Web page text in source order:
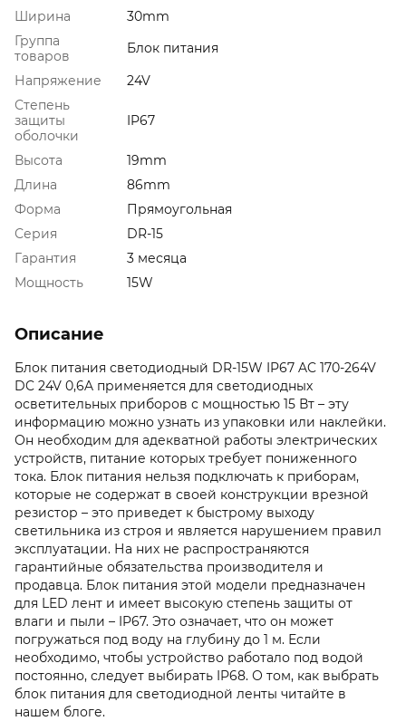
Ширина
30mm
Группа
товаров
Блок питания
Напряжение
24V
Степень
защиты
оболочки
IP67
Высота
19mm
Длина
86mm
Форма
Прямоугольная
Серия
DR-15
Гарантия
3 месяца
Мощность
15W
Описание
Блок питания светодиодный DR-15W IP67 AC 170-264V
DC 24V 0,6A применяется для светодиодных
осветительных приборов с мощностью 15 Вт – эту
информацию можно узнать из упаковки или наклейки.
Он необходим для адекватной работы электрических
устройств, питание которых требует пониженного
тока. Блок питания нельзя подключать к приборам,
которые не содержат в своей конструкции врезной
резистор – это приведет к быстрому выходу
светильника из строя и является нарушением правил
эксплуатации. На них не распространяются
гарантийные обязательства производителя и
продавца. Блок питания этой модели предназначен
для LED лент и имеет высокую степень защиты от
влаги и пыли – IP67. Это означает, что он может
погружаться под воду на глубину до 1 м. Если
необходимо, чтобы устройство работало под водой
постоянно, следует выбирать IP68. О том, как выбрать
блок питания для светодиодной ленты читайте в
нашем блоге.